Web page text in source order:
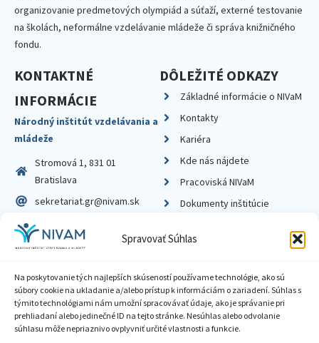
Spravovať Súhlas
Na poskytovanie tých najlepších skúseností používame technológie, ako sú
súbory cookie na ukladanie a/alebo prístup k informáciám o zariadení. Súhlas s
týmito technológiami nám umožní spracovávať údaje, ako je správanie pri
prehliadaní alebo jedinečné ID na tejto stránke. Nesúhlas alebo odvolanie
súhlasu môže nepriaznivo ovplyvniť určité vlastnosti a funkcie.
organizovanie predmetových olympiád a súťaží, externé testovanie
na školách, neformálne vzdelávanie mládeže či správa knižničného
fondu.
KONTAKTNÉ
INFORMÁCIE
Národný inštitút vzdelávania a
mládeže
Stromová 1, 831 01
Bratislava
sekretariat.gr@nivam.sk
IČO: 00164348
DIČ: 2020798714
DÔLEŽITÉ ODKAZY
Základné informácie o NIVaM
Kontakty
Kariéra
Kde nás nájdete
Pracoviská NIVaM
Dokumenty inštitúcie
Zásady ochrany súkromia